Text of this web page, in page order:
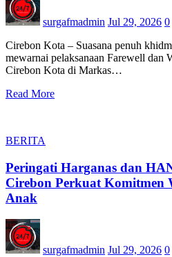
surgafmadmin Jul 29, 2026 0
Cirebon Kota – Suasana penuh
mewarnai pelaksanaan Farewell dan
Cirebon Kota di Markas…
Read More
BERITA
Peringati Harganas dan
Cirebon Perkuat
Anak
surgafmadmin Jul 29, 2026 0